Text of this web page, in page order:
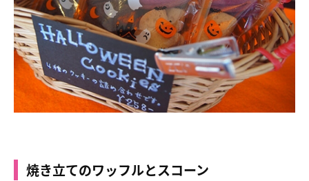
焼き立てのワッフルとスコーン